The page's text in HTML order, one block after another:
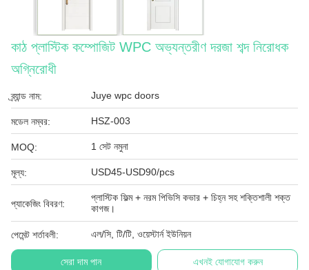
কাঠ প্লাস্টিক কম্পোজিট WPC অভ্যন্তরীণ দরজা শব্দ নিরোধক
অগ্নিরোধী
ব্র্যান্ড নাম: Juye wpc doors
মডেল নম্বর: HSZ-003
MOQ: 1 সেট নমুনা
মূল্য: USD45-USD90/pcs
প্যাকেজিং বিবরণ:
প্লাস্টিক ফিল্ম + নরম পিভিসি কভার + চিহ্ন সহ শক্তিশালী শক্ত
কাগজ।
পেমেন্ট শর্তাবলী: এল/সি, টি/টি, ওয়েস্টার্ন ইউনিয়ন
সেরা দাম পান এখনই যোগাযোগ করুন